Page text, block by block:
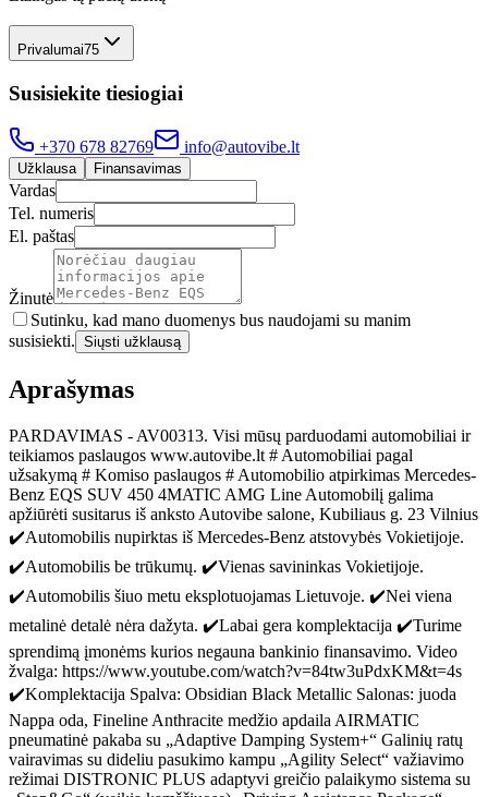
Privalumai75
Susisiekite tiesiogiai
+370 678 82769 info@autovibe.lt
Užklausa Finansavimas
Vardas
Tel. numeris
El. paštas
Žinutė
Sutinku, kad mano duomenys bus naudojami su manim
susisiekti. Siųsti užklausą
Aprašymas
PARDAVIMAS - AV00313. Visi mūsų parduodami automobiliai ir
teikiamos paslaugos www.autovibe.lt # Automobiliai pagal
užsakymą # Komiso paslaugos # Automobilio atpirkimas Mercedes-
Benz EQS SUV 450 4MATIC AMG Line Automobilį galima
apžiūrėti susitarus iš anksto Autovibe salone, Kubiliaus g. 23 Vilnius
✔️Automobilis nupirktas iš Mercedes-Benz atstovybės Vokietijoje.
✔️Automobilis be trūkumų. ✔️Vienas savininkas Vokietijoje.
✔️Automobilis šiuo metu eksplotuojamas Lietuvoje. ✔️Nei viena
metalinė detalė nėra dažyta. ✔️Labai gera komplektacija ✔️Turime
sprendimą įmonėms kurios negauna bankinio finansavimo. Video
žvalga: https://www.youtube.com/watch?v=84tw3uPdxKM&t=4s
✔️Komplektacija Spalva: Obsidian Black Metallic Salonas: juoda
Nappa oda, Fineline Anthracite medžio apdaila AIRMATIC
pneumatinė pakaba su „Adaptive Damping System+“ Galinių ratų
vairavimas su dideliu pasukimo kampu „Agility Select“ važiavimo
režimai DISTRONIC PLUS adaptyvi greičio palaikymo sistema su